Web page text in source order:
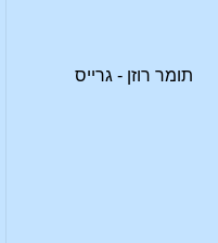
תומר רוזן - גרייס